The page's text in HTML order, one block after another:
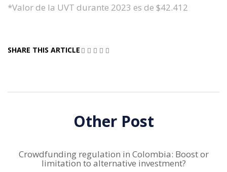
*Valor de la UVT durante 2023 es de $42.412
SHARE THIS ARTICLE
Other Post
Crowdfunding regulation in Colombia: Boost or
limitation to alternative investment?